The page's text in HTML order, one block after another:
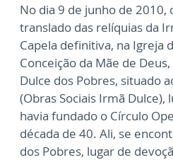
No dia 9 de junho de 2010,
translado das relíquias da
Capela definitiva, na Igreja
Conceição da Mãe de
Dulce dos Pobres, situado
(Obras Sociais Irmã Dulce),
havia fundado o Círculo
década de 40. Ali, se
dos Pobres, lugar de